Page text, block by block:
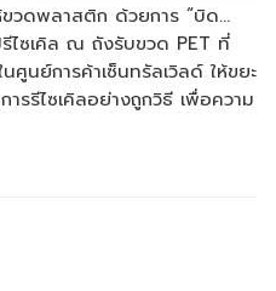
ขวดพลาสติก ด้วยการ “บิด...
ไซเคิล ณ ถังรับขวด PET ที่
นย์การค้าเซ็นทรัลเวิลด์ ให้ขยะ
รรีไซเคิลอย่างถูกวิธี เพื่อความ